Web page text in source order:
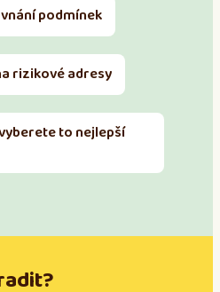
podmínek
rizikové adresy
to nejlepší